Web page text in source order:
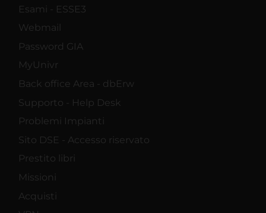
Esami - ESSE3
Webmail
Password GIA
MyUnivr
Back office Area - dbErw
Supporto - Help Desk
Problemi Impianti
Sito DSE - Accesso riservato
Prestito libri
Missioni
Acquisti